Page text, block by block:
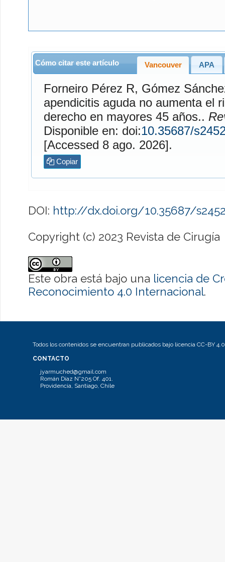
Cómo citar este artículo Vancouver APA
Forneiro Pérez R, Gómez
apendicitis aguda no aumenta el
derecho en mayores 45 años..
Disponible en: doi:10.35687/
[Accessed 8 ago. 2026].
Copiar
DOI: http://dx.doi.org/10.35687/
Copyright (c) 2023 Revista de Cirugía
Este obra está bajo una licencia de
Reconocimiento 4.0 Internacional.
Todos los contenidos se encuentran publicados bajo licencia CC-BY 4.0
CONTACTO
jyarmuched@gmail.com
Román Díaz N°205 Of. 401.
Providencia, Santiago, Chile